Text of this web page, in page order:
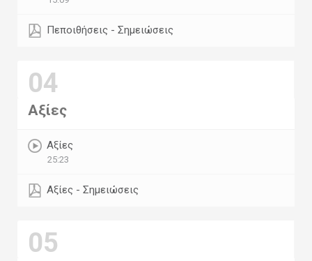
Πεποιθήσεις - Σημειώσεις
04
Αξίες
Αξίες
25:23
Αξίες - Σημειώσεις
05